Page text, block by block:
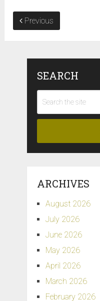
Previous
SEARCH
ARCHIVES
August 2026
July 2026
June 2026
May 2026
April 2026
March 2026
February 2026